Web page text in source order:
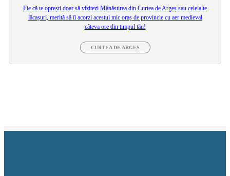
Fie că te oprești doar să vizitezi Mânăstirea din Curtea de Argeș sau celelalte
lăcașuri, merită să îi acorzi acestui mic oraș de provincie cu aer medieval
câteva ore din timpul tău!
CURTEA DE ARGEȘ